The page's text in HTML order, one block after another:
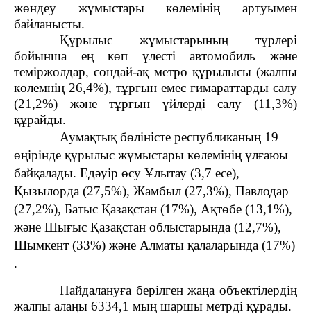
жөндеу жұмыстары көлемінің артуымен
байланысты.
Құрылыс жұмыстарының түрлері
бойынша ең көп үлесті автомобиль және
теміржолдар, сондай-ақ метро құрылысы (жалпы
көлемнің 26,4%), тұрғын емес ғимараттарды салу
(21,2%) және тұрғын үйлерді салу (11,3%)
құрайды.
Аумақтық бөліністе республиканың 19
өңірінде құрылыс жұмыстары көлемінің ұлғаюы
байқалады. Едәуір өсу Ұлытау (3,7 есе),
Қызылорда (27,5%), Жамбыл (27,3%), Павлодар
(27,2%), Батыс Қазақстан (17%), Ақтөбе (13,1%),
және Шығыс Қазақстан облыстарында (12,7%),
Шымкент (33%) және Алматы қалаларында (17%)
.
Пайдалануға берілген жаңа объектілердің
жалпы алаңы 6334,1 мың шаршы метрді құрады.